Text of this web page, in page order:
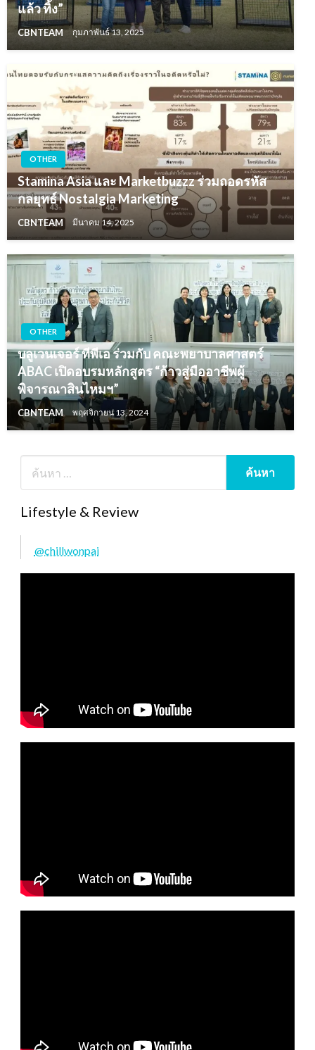
แล้ว ทิ้ง”
CBNTEAM กุมภาพันธ์ 13, 2025
OTHER
Stamina Asia และ Marketbuzzz ร่วมถอดรหัส
กลยุทธ์ Nostalgia Marketing
CBNTEAM มีนาคม 14, 2025
OTHER
บลูเวนเจอร์ ทีพีเอ ร่วมกับ คณะพยาบาลศาสตร์
ABAC เปิดอบรมหลักสูตร “ก้าวสู่มืออาชีพผู้
พิจารณาสินไหมฯ”
CBNTEAM พฤศจิกายน 13, 2024
Lifestyle & Review
@chillwonpai